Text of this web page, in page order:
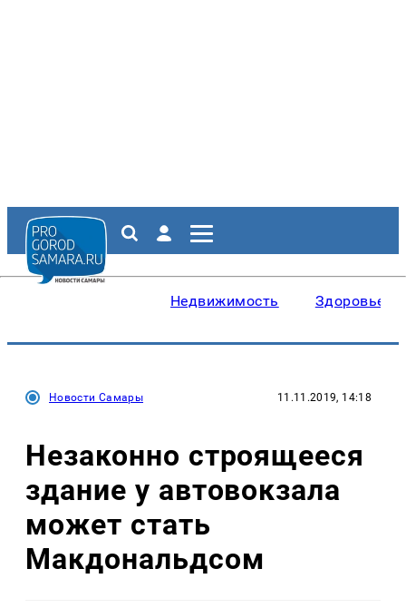
Недвижимость Здоровье
Новости Самары 11.11.2019, 14:18
Незаконно строящееся
здание у автовокзала
может стать
Макдональдсом